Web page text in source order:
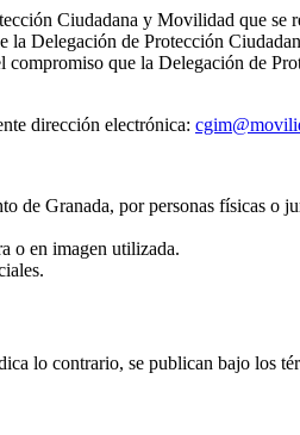
Ciudadana y Movilidad que se
la Delegación de Protección
compromiso que la Delegación de
dirección electrónica:
de Granada, por personas físicas o
o en imagen utilizada.
lo contrario, se publican bajo los